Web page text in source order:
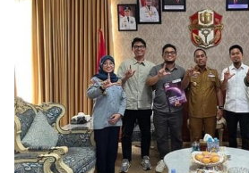
Copyright
2026
lensasulsel.com
All
Right
Reserved